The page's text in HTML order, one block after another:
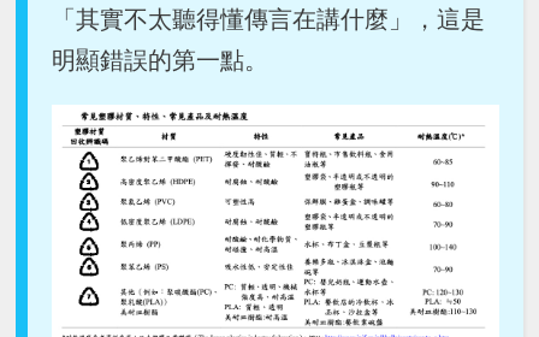
「其實不太聽得懂傳言在講什麼」，這是
明顯錯誤的第一點。